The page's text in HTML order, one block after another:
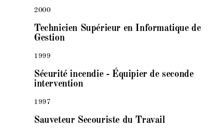
2000
Technicien Supérieur en Informatique de
Gestion
1999
Sécurité incendie - Équipier de seconde
intervention
1997
Sauveteur Secouriste du Travail